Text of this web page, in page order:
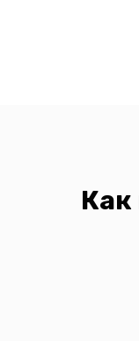
Как